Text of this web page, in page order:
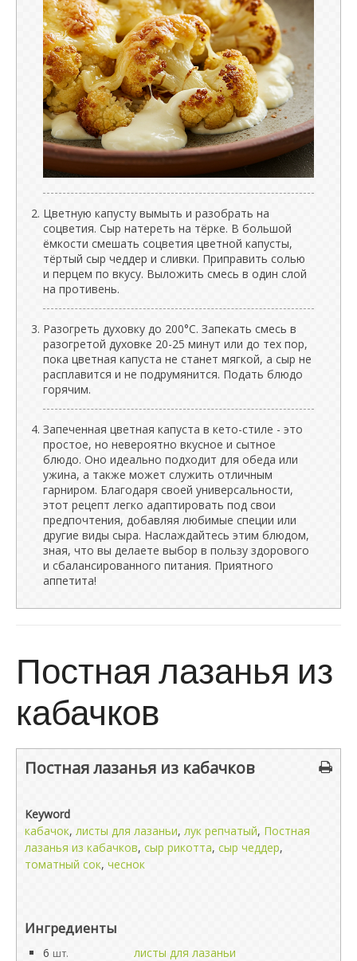
Цветную капусту вымыть и разобрать на
соцветия. Сыр натереть на тёрке. В большой
ёмкости смешать соцветия цветной капусты,
тёртый сыр чеддер и сливки. Приправить солью
и перцем по вкусу. Выложить смесь в один слой
на противень.
Разогреть духовку до 200°C. Запекать смесь в
разогретой духовке 20-25 минут или до тех пор,
пока цветная капуста не станет мягкой, а сыр не
расплавится и не подрумянится. Подать блюдо
горячим.
Запеченная цветная капуста в кето-стиле - это
простое, но невероятно вкусное и сытное
блюдо. Оно идеально подходит для обеда или
ужина, а также может служить отличным
гарниром. Благодаря своей универсальности,
этот рецепт легко адаптировать под свои
предпочтения, добавляя любимые специи или
другие виды сыра. Наслаждайтесь этим блюдом,
зная, что вы делаете выбор в пользу здорового
и сбалансированного питания. Приятного
аппетита!
Постная лазанья из
кабачков
Постная лазанья из кабачков
Keyword
кабачок, листы для лазаньи, лук репчатый, Постная
лазанья из кабачков, сыр рикотта, сыр чеддер,
томатный сок, чеснок
Ингредиенты
6 шт.
листы для лазаньи